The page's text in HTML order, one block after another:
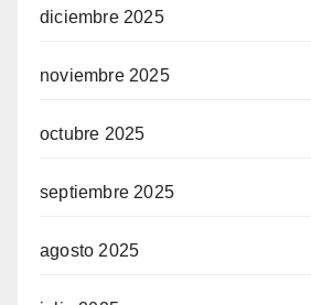
diciembre 2025
noviembre 2025
octubre 2025
septiembre 2025
agosto 2025